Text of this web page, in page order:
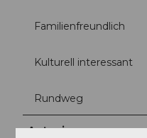
Familienfreundlich
Kulturell interessant
Rundweg
Autor:in